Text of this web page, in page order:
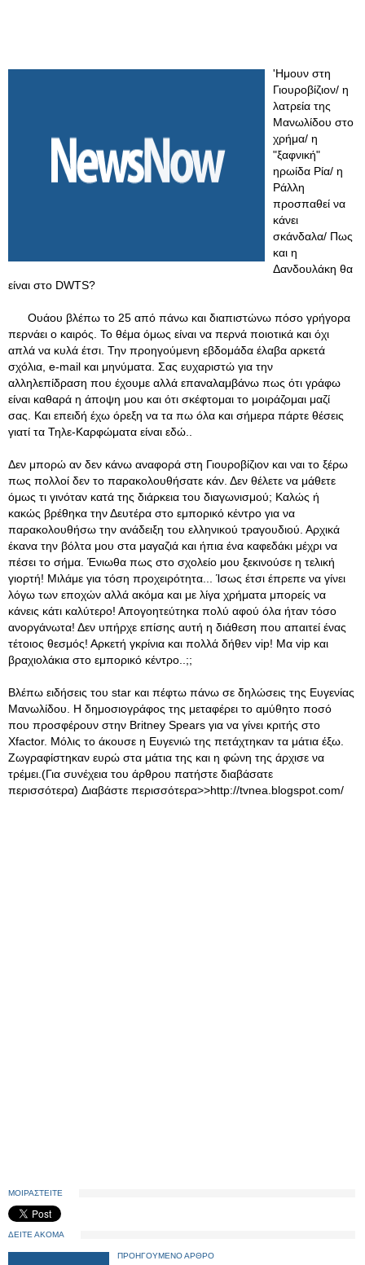
'Ημουν στη
Γιουροβίζιον/ η
λατρεία της
Μανωλίδου στο
χρήμα/ η
"ξαφνική"
ηρωίδα Ρία/ η
Ράλλη
προσπαθεί να
κάνει
σκάνδαλα/ Πως
και η
Δανδουλάκη θα
είναι στο DWTS?
Ουάου βλέπω το 25 από πάνω και διαπιστώνω πόσο γρήγορα
περνάει ο καιρός. Το θέμα όμως είναι να περνά ποιοτικά και όχι
απλά να κυλά έτσι. Την προηγούμενη εβδομάδα έλαβα αρκετά
σχόλια, e-mail και μηνύματα. Σας ευχαριστώ για την
αλληλεπίδραση που έχουμε αλλά επαναλαμβάνω πως ότι γράφω
είναι καθαρά η άποψη μου και ότι σκέφτομαι το μοιράζομαι μαζί
σας. Και επειδή έχω όρεξη να τα πω όλα και σήμερα πάρτε θέσεις
γιατί τα Τηλε-Καρφώματα είναι εδώ..
Δεν μπορώ αν δεν κάνω αναφορά στη Γιουροβίζιον και ναι το ξέρω
πως πολλοί δεν το παρακολουθήσατε κάν. Δεν θέλετε να μάθετε
όμως τι γινόταν κατά της διάρκεια του διαγωνισμού; Καλώς ή
κακώς βρέθηκα την Δευτέρα στο εμπορικό κέντρο για να
παρακολουθήσω την ανάδειξη του ελληνικού τραγουδιού . Αρχικά
έκανα την βόλτα μου στα μαγαζιά και ήπια ένα καφεδάκι μέχρι να
πέσει το σήμα. Ένιωθα πως στο σχολείο μου ξεκινούσε η τελική
γιορτή! Μιλάμε για τόση προχειρότητα... Ίσως έτσι έπρεπε να γίνει
λόγω των εποχών αλλά ακόμα και με λίγα χρήματα μπορείς να
κάνεις κάτι καλύτερο! Απογοητεύτηκα πολύ αφού όλα ήταν τόσο
ανοργάνωτα! Δεν υπήρχε επίσης αυτή η διάθεση που απαιτεί ένας
τέτοιος θεσμός! Αρκετή γκρίνια και πολλά δήθεν vip! Μα vip και
βραχιολάκια στο εμπορικό κέντρο..;;
Βλέπω ειδήσεις του star και πέφτω πάνω σε δηλώσεις της Ευγενίας
Μανωλίδου. Η δημοσιογράφος της μεταφέρει το αμύθητο ποσό
που προσφέρουν στην Britney Spears για να γίνει κριτής στο
Xfactor. Μόλις το άκουσε η Ευγενιώ της πετάχτηκαν τα μάτια έξω.
Ζωγραφίστηκαν ευρώ στα μάτια της και η φώνη της άρχισε να
τρέμει.(Για συνέχεια του άρθρου πατήστε διαβάσατε
περισσότερα) Διαβάστε περισσότερα>>http://tvnea.blogspot.com/
ΜΟΙΡΑΣΤΕΙΤΕ
ΔΕΙΤΕ ΑΚΟΜΑ
ΠΡΟΗΓΟΥΜΕΝΟ ΑΡΘΡΟ